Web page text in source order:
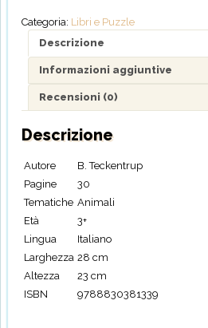
tra
onde
quantità
Categoria: Libri e Puzzle
Descrizione
Informazioni aggiuntive
Recensioni (0)
Descrizione
Autore
B. Teckentrup
Pagine
30
Tematiche Animali
Età
3+
Lingua
Italiano
Larghezza 28 cm
Altezza
23 cm
ISBN
9788830381339